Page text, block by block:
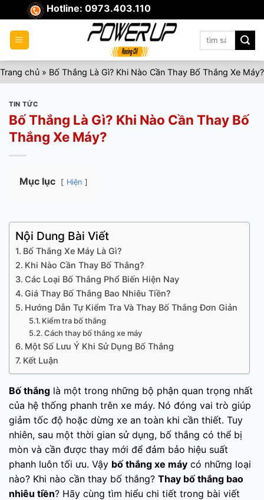
to
content
Hotline: 0973.403.110
Tìm
Trang chủ » Bố Thắng Là Gì? Khi Nào Cần Thay Bố Thắng Xe Máy?
TIN TỨC
Bố Thắng Là Gì? Khi Nào Cần Thay Bố
Thắng Xe Máy?
Mục lục Hiện
Nội Dung Bài Viết
Bố Thắng Xe Máy Là Gì?
Khi Nào Cần Thay Bố Thắng?
Các Loại Bố Thắng Phổ Biến Hiện Nay
Giá Thay Bố Thắng Bao Nhiêu Tiền?
Hướng Dẫn Tự Kiểm Tra Và Thay Bố Thắng Đơn Giản
Kiểm tra bố thắng
Cách thay bố thắng xe máy
Một Số Lưu Ý Khi Sử Dụng Bố Thắng
Kết Luận
Bố thắng là một trong những bộ phận quan trọng nhất
của hệ thống phanh trên xe máy. Nó đóng vai trò giúp
giảm tốc độ hoặc dừng xe an toàn khi cần thiết. Tuy
nhiên, sau một thời gian sử dụng, bố thắng có thể bị
mòn và cần được thay mới để đảm bảo hiệu suất
phanh luôn tối ưu. Vậy bố thắng xe máy có những loại
nào? Khi nào cần thay bố thắng? Thay bố thắng bao
nhiêu tiền? Hãy cùng tìm hiểu chi tiết trong bài viết